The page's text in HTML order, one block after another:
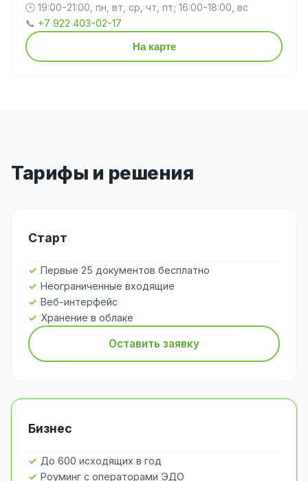
🕒 19:00-21:00, пн, вт, ср, чт, пт; 16:00-18:00, вс
📞 +7 922 403-02-17
На карте
Тарифы и решения
Старт
Первые 25 документов бесплатно
Неограниченные входящие
Веб-интерфейс
Хранение в облаке
Оставить заявку
Бизнес
До 600 исходящих в год
Роуминг с операторами ЭДО